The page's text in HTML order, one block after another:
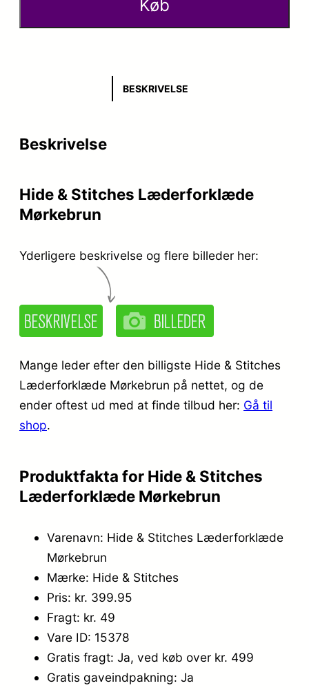
i
v
a
r
k
r
9
,
0
.
p
s
k
.
3
9
9
,
9
Køb
BESKRIVELSE
Beskrivelse
Hide & Stitches Læderforklæde
Mørkebrun
Yderligere beskrivelse og flere billeder her:
Mange leder efter den billigste Hide & Stitches
Læderforklæde Mørkebrun på nettet, og de
ender oftest ud med at finde tilbud her: Gå til
shop.
Produktfakta for Hide & Stitches
Læderforklæde Mørkebrun
Varenavn: Hide & Stitches Læderforklæde
Mørkebrun
Mærke: Hide & Stitches
Pris: kr. 399.95
Fragt: kr. 49
Vare ID: 15378
Gratis fragt: Ja, ved køb over kr. 499
Gratis gaveindpakning: Ja